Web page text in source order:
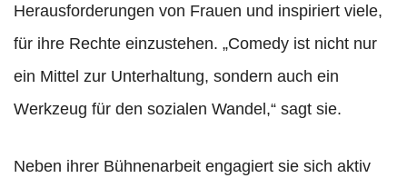
Herausforderungen von Frauen und inspiriert viele,
für ihre Rechte einzustehen. „Comedy ist nicht nur
ein Mittel zur Unterhaltung, sondern auch ein
Werkzeug für den sozialen Wandel,“ sagt sie.
Neben ihrer Bühnenarbeit engagiert sie sich aktiv